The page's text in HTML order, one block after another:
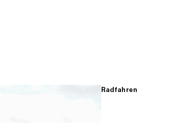
Radfahren